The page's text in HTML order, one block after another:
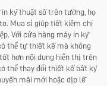
kỹ thuật số trên tường, họ
Mua sỉ giúp tiết kiệm chi
Với cửa hàng máy in kỹ
thể tự thiết kế mà không
hơn nội dung hiển thị trên
thể thay đổi thiết kế bất kỳ
mãi mới hoặc dịp lễ